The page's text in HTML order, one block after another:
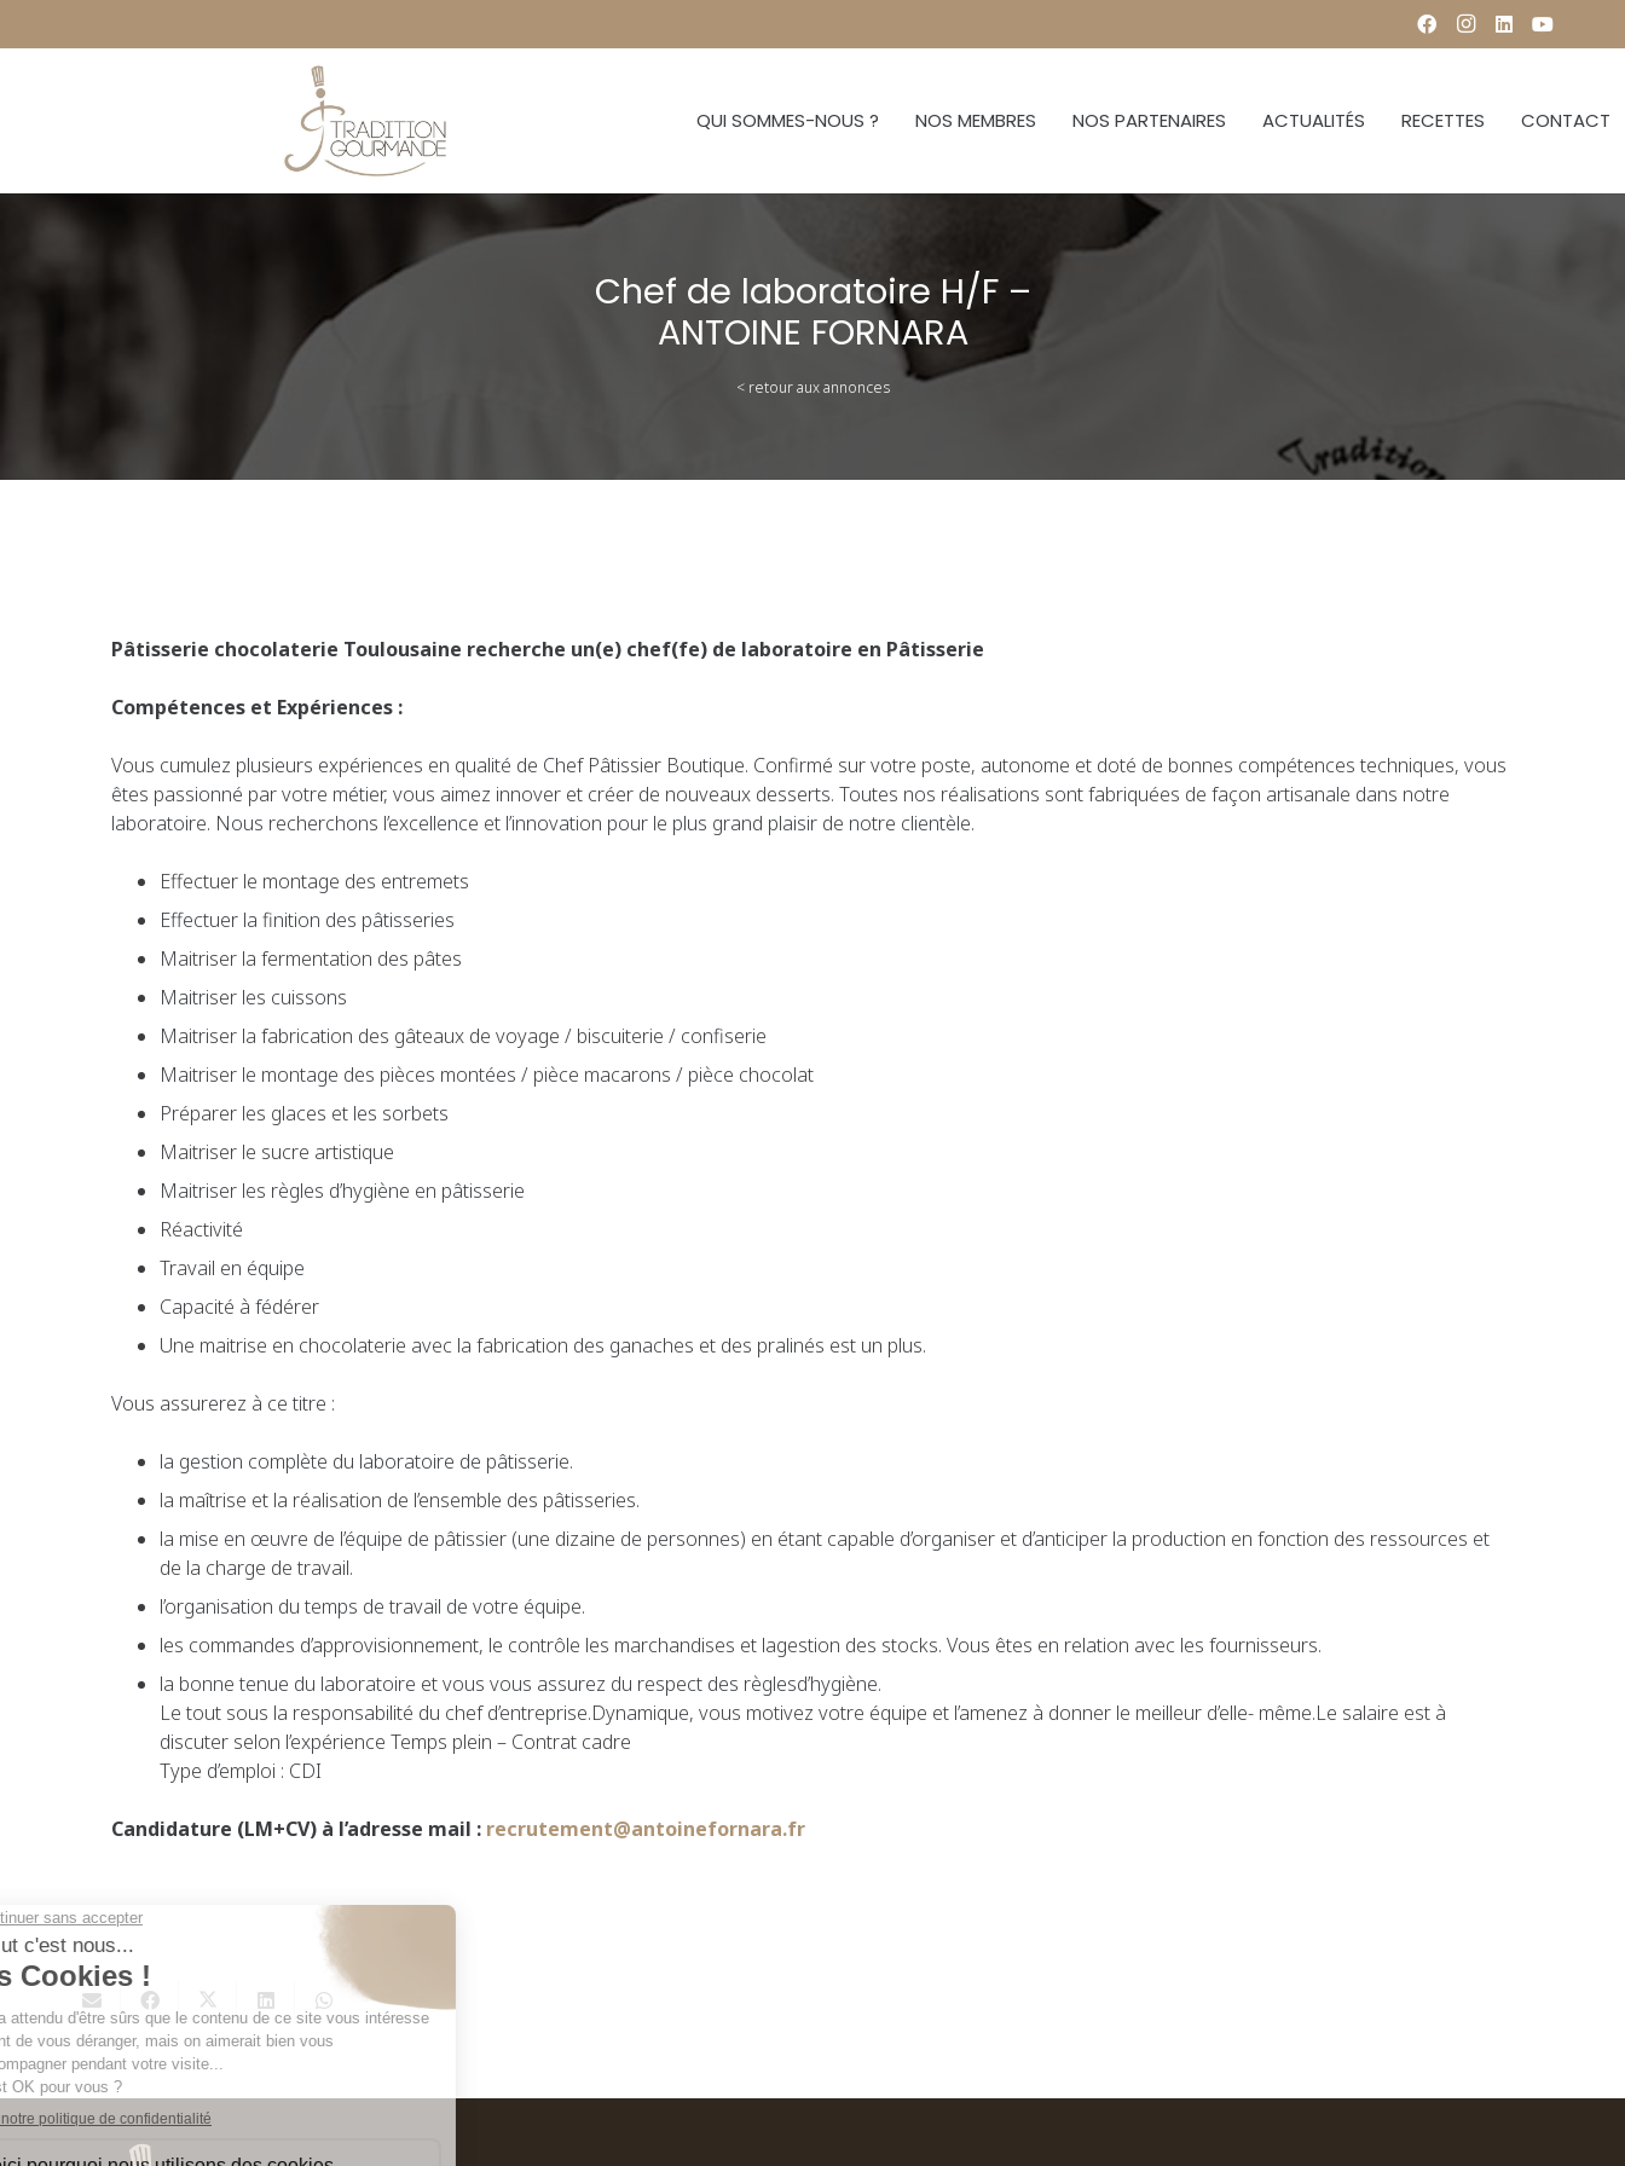
QUI SOMMES-NOUS ? NOS MEMBRES NOS PARTENAIRES ACTUALITÉS RECETTES CONTACT
Chef de laboratoire H/F –
ANTOINE FORNARA
< retour aux annonces
Pâtisserie chocolaterie Toulousaine recherche un(e) chef(fe) de laboratoire en Pâtisserie
Compétences et Expériences :
Vous cumulez plusieurs expériences en qualité de Chef Pâtissier Boutique. Confirmé sur votre poste, autonome et doté de bonnes compétences techniques, vous
êtes passionné par votre métier, vous aimez innover et créer de nouveaux desserts. Toutes nos réalisations sont fabriquées de façon artisanale dans notre
laboratoire. Nous recherchons l’excellence et l’innovation pour le plus grand plaisir de notre clientèle.
Effectuer le montage des entremets
Effectuer la finition des pâtisseries
Maitriser la fermentation des pâtes
Maitriser les cuissons
Maitriser la fabrication des gâteaux de voyage / biscuiterie / confiserie
Maitriser le montage des pièces montées / pièce macarons / pièce chocolat
Préparer les glaces et les sorbets
Maitriser le sucre artistique
Maitriser les règles d’hygiène en pâtisserie
Réactivité
Travail en équipe
Capacité à fédérer
Une maitrise en chocolaterie avec la fabrication des ganaches et des pralinés est un plus.
Vous assurerez à ce titre :
la gestion complète du laboratoire de pâtisserie.
la maîtrise et la réalisation de l’ensemble des pâtisseries.
la mise en œuvre de l’équipe de pâtissier (une dizaine de personnes) en étant capable d’organiser et d’anticiper la production en fonction des ressources et
de la charge de travail.
l’organisation du temps de travail de votre équipe.
les commandes d’approvisionnement, le contrôle les marchandises et lagestion des stocks. Vous êtes en relation avec les fournisseurs.
la bonne tenue du laboratoire et vous vous assurez du respect des règlesd’hygiène.
Le tout sous la responsabilité du chef d’entreprise.Dynamique, vous motivez votre équipe et l’amenez à donner le meilleur d’elle- même.Le salaire est à
discuter selon l’expérience Temps plein – Contrat cadre
Type d’emploi : CDI
Candidature (LM+CV) à l’adresse mail : recrutement@antoinefornara.fr